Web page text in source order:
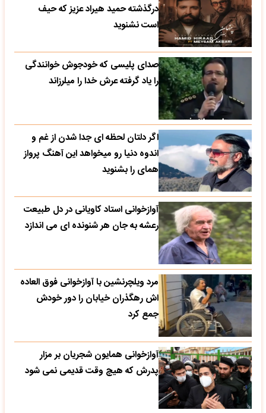
درگذشته حمید هیراد عزیز که حیف
است نشنوید
صدای پلیسی که خودجوش خوانندگی
را یاد گرفته عرش خدا را میلرزاند
اگر دلتان لحظه ای جدا شدن از غم و
اندوه دنیا رو میخواهد این آهنگ پرواز
همای را بشنوید
آوازخوانی استاد کاویانی در دل طبیعت
رعشه به جان هر شنونده ای می اندازد
مرد ویلچرنشین با آوازخوانی فوق العاده
اش رهگذران خیابان را دور خودش
جمع کرد
آوازخوانی همایون شجریان بر مزار
پدرش که هیچ وقت قدیمی نمی شود